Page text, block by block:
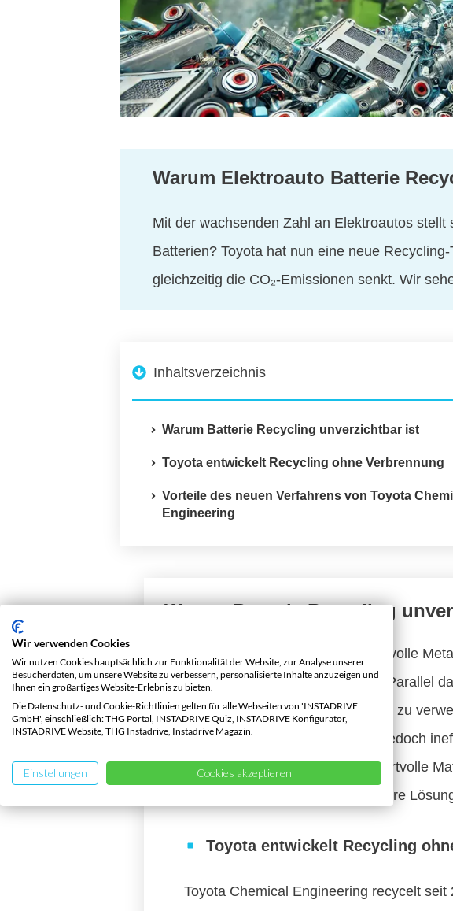
Warum Elektroauto Batterie
Mit der wachsenden Zahl an Elektroautos
Batterien? Toyota hat nun eine neue
gleichzeitig die CO₂-Emissionen senkt. Wir
Inhaltsverzeichnis
Warum Batterie Recycling unverzichtbar ist
Toyota entwickelt Recycling ohne Verbrennung
Vorteile des neuen Verfahrens von Toyota
Engineering
Warum Batterie Recycling
-Batterien enthalten wertvolle
ihre Gewinnung ist energieintensiv. Parallel
recycelter Metalle in neuen Batterien zu
Bisherige Recyclingmethoden sind jedoch
zurückzugewinnen. Dabei gehen wertvolle
setzt nun auf eine umweltfreundlichere
Toyota entwickelt Recycling
Toyota Chemical Engineering recycelt seit
Wir verwenden Cookies
Wir nutzen Cookies hauptsächlich zur Funktionalität der Website, zur Analyse unserer
Besucherdaten, um unsere Website zu verbessern, personalisierte Inhalte anzuzeigen und
Ihnen ein großartiges Website-Erlebnis zu bieten.
Die Datenschutz- und Cookie-Richtlinien gelten für alle Webseiten von 'INSTADRIVE
GmbH', einschließlich: THG Portal, INSTADRIVE Quiz, INSTADRIVE Konfigurator,
INSTADRIVE Website, THG Instadrive, Instadrive Magazin.
Einstellungen Cookies akzeptieren